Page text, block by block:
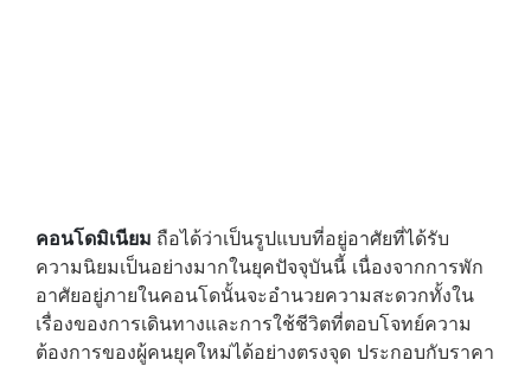
คอนโดมิเนียม ถือได้ว่าเป็นรูปแบบที่อยู่อาศัยที่ได้รับ
ความนิยมเป็นอย่างมากในยุคปัจจุบันนี้ เนื่องจากการพัก
อาศัยอยู่ภายในคอนโดนั้นจะอำนวยความสะดวกทั้งใน
เรื่องของการเดินทางและการใช้ชีวิตที่ตอบโจทย์ความ
ต้องการของผู้คนยุคใหม่ได้อย่างตรงจุด ประกอบกับราคา